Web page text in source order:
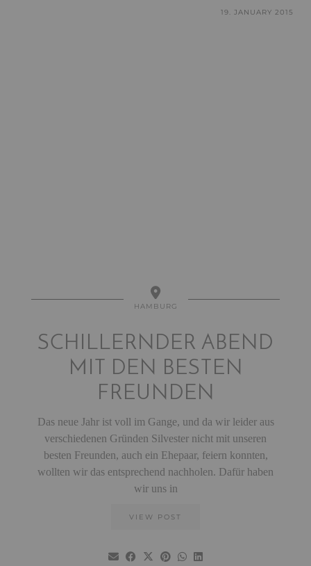
19. JANUARY 2015
HAMBURG
SCHILLERNDER ABEND
MIT DEN BESTEN
FREUNDEN
Das neue Jahr ist voll im Gange, und da wir leider aus
verschiedenen Gründen Silvester nicht mit unseren
besten Freunden, auch ein Ehepaar, feiern konnten,
wollten wir das entsprechend nachholen. Dafür haben
wir uns in
VIEW POST